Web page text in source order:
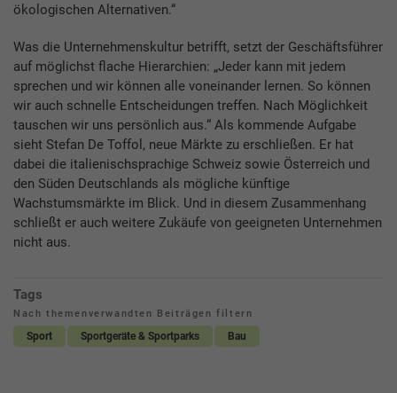
ökologischen Alternativen.“
Was die Unternehmenskultur betrifft, setzt der Geschäftsführer
auf möglichst flache Hierarchien: „Jeder kann mit jedem
sprechen und wir können alle voneinander lernen. So können
wir auch schnelle Entscheidungen treffen. Nach Möglichkeit
tauschen wir uns persönlich aus.“ Als kommende Aufgabe
sieht Stefan De Toffol, neue Märkte zu erschließen. Er hat
dabei die italienischsprachige Schweiz sowie Österreich und
den Süden Deutschlands als mögliche künftige
Wachstumsmärkte im Blick. Und in diesem Zusammenhang
schließt er auch weitere Zukäufe von geeigneten Unternehmen
nicht aus.
Tags
Nach themenverwandten Beiträgen filtern
Sport Sportgeräte & Sportparks Bau